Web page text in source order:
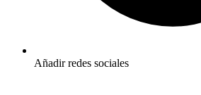
Añadir redes sociales